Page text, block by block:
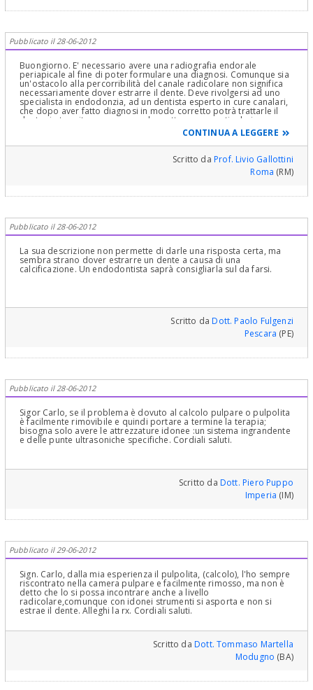
Pubblicato il 28-06-2012
Buongiorno. E' necessario avere una radiografia endorale
periapicale al fine di poter formulare una diagnosi. Comunque sia
un'ostacolo alla percorribilità del canale radicolare non significa
necessariamente dover estrarre il dente. Deve rivolgersi ad uno
specialista in endodonzia, ad un dentista esperto in cure canalari,
che dopo aver fatto diagnosi in modo corretto potrà trattarle il
dente sia tramite una cura canalare attraverso particolari
tecnologie sia tramite chirurgia periapicale. L'estrazione è l'ultima
spiaggia. Nel frattempo prenda dei farmaci antibiotici ed
antidolorifici. Cordiali saluti. Livio Gallottini (Roma)
CONTINUA A LEGGERE
Scritto daProf. Livio Gallottini
Roma (RM)
Pubblicato il 28-06-2012
La sua descrizione non permette di darle una risposta certa, ma
sembra strano dover estrarre un dente a causa di una
calcificazione. Un endodontista saprà consigliarla sul da farsi.
Scritto daDott. Paolo Fulgenzi
Pescara (PE)
Pubblicato il 28-06-2012
Sigor Carlo, se il problema è dovuto al calcolo pulpare o pulpolita
è facilmente rimovibile e quindi portare a termine la terapia;
bisogna solo avere le attrezzature idonee :un sistema ingrandente
e delle punte ultrasoniche specifiche. Cordiali saluti.
Scritto da Dott. Piero Puppo
Imperia (IM)
Pubblicato il 29-06-2012
Sign. Carlo, dalla mia esperienza il pulpolita, (calcolo), l'ho sempre
riscontrato nella camera pulpare e facilmente rimosso, ma non è
detto che lo si possa incontrare anche a livello
radicolare,comunque con idonei strumenti si asporta e non si
estrae il dente. Alleghi la rx. Cordiali saluti.
Scritto daDott. Tommaso Martella
Modugno (BA)